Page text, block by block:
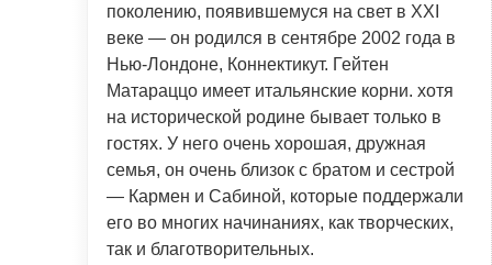
поколению, появившемуся на свет в XXI
веке — он родился в сентябре 2002 года в
Нью-Лондоне, Коннектикут. Гейтен
Матараццо имеет итальянские корни. хотя
на исторической родине бывает только в
гостях. У него очень хорошая, дружная
семья, он очень близок с братом и сестрой
— Кармен и Сабиной, которые поддержали
его во многих начинаниях, как творческих,
так и благотворительных.